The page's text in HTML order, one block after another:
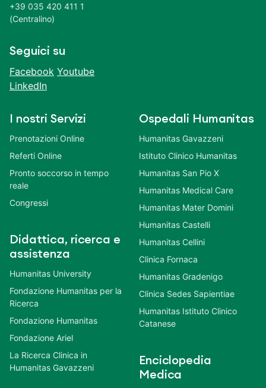
+39 035 420 411 1
(Centralino)
Seguici su
Facebook Youtube
LinkedIn
I nostri Servizi
Prenotazioni Online
Referti Online
Pronto soccorso in tempo
reale
Congressi
Didattica, ricerca e
assistenza
Humanitas University
Fondazione Humanitas per la
Ricerca
Fondazione Humanitas
Fondazione Ariel
La Ricerca Clinica in
Humanitas Gavazzeni
Ospedali Humanitas
Humanitas Gavazzeni
Istituto Clinico Humanitas
Humanitas San Pio X
Humanitas Medical Care
Humanitas Mater Domini
Humanitas Castelli
Humanitas Cellini
Clinica Fornaca
Humanitas Gradenigo
Clinica Sedes Sapientiae
Humanitas Istituto Clinico
Catanese
Enciclopedia
Medica